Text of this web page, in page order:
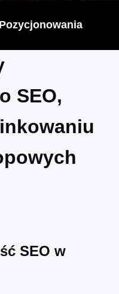
SEO,
SEO w